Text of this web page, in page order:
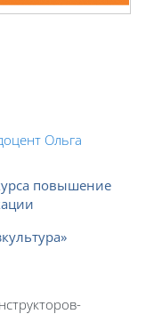
Ольга
повышение
»